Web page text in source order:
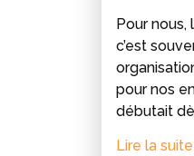
Pour nous,
c’est
pour nos
débutait
Lire la suite